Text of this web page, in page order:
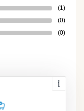
(1)
(0)
(0)